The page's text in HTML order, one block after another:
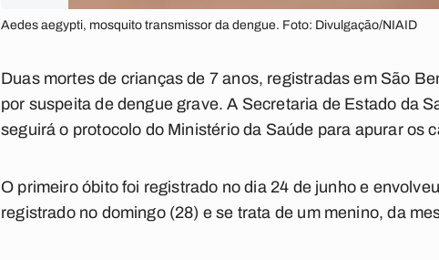
Aedes aegypti, mosquito transmissor da dengue. Foto: Divulgação/NIAID
Duas mortes de crianças de 7 anos, registradas em São
por suspeita de dengue grave. A Secretaria de Estado da
seguirá o protocolo do Ministério da Saúde para apurar os
O primeiro óbito foi registrado no dia 24 de junho e
registrado no domingo (28) e se trata de um menino, da